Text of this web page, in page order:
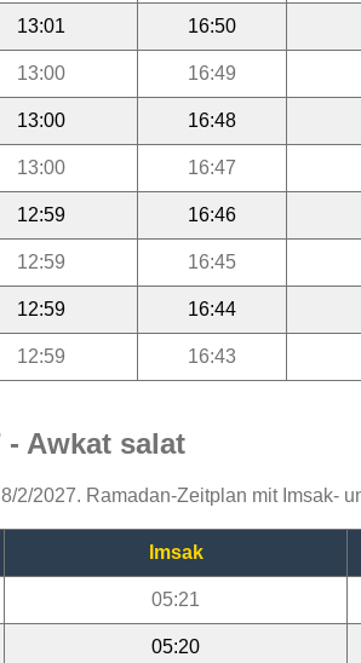
13:01 16:50
13:00 16:49
13:00 16:48
13:00 16:47
12:59 16:46
12:59 16:45
12:59 16:44
12:59 16:43
- Awkat salat
2/2027. Ramadan-Zeitplan mit Imsak-
Imsak
05:21
05:20